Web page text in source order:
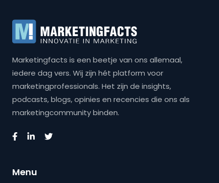
Marketingfacts is een beetje van ons allemaal,
iedere dag vers. Wij zijn hét platform voor
marketingprofessionals. Het zijn de insights,
podcasts, blogs, opinies en recencies die ons als
marketingcommunity binden.
Menu